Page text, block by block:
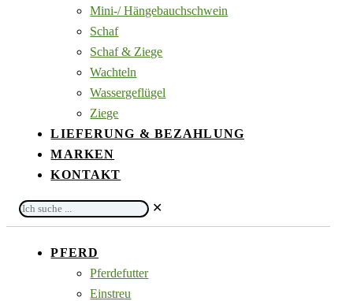
Mini-/ Hängebauchschwein
Schaf
Schaf & Ziege
Wachteln
Wassergeflügel
Ziege
LIEFERUNG & BEZAHLUNG
MARKEN
KONTAKT
Ich
suche
✕
PFERD
Pferdefutter
Einstreu